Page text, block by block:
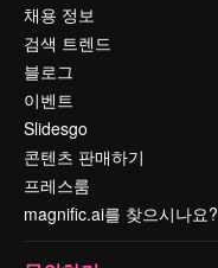
채용 정보
검색 트렌드
블로그
이벤트
Slidesgo
콘텐츠 판매하기
프레스룸
magnific.ai를 찾으시나요?